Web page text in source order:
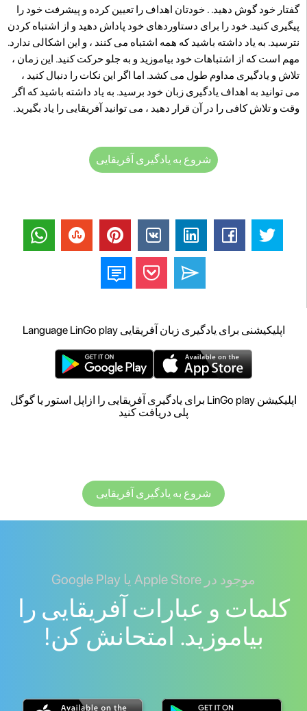
گفتار خود گوش دهید. . خودتان اهداف را تعیین کرده و پیشرفت خود را
پیگیری کنید. خود را برای دستاوردهای خود پاداش دهید و از اشتباه کردن
نترسید. به یاد داشته باشید که همه اشتباه می کنند ، و این اشکالی ندارد.
مهم است که از اشتباهات خود بیاموزید و به جلو حرکت کنید. این زمان ،
تلاش و یادگیری مداوم طول می کشد. اما اگر این نکات را دنبال کنید ،
می توانید به اهداف یادگیری زبان خود برسید. به یاد داشته باشید که اگر
وقت و تلاش کافی را در آن قرار دهید ، می توانید آفریقایی را یاد بگیرید.
شروع به یادگیری آفریقایی
اپلیکیشنی برای یادگیری زبان آفریقایی Language LinGo play
اپلیکیشن LinGo play برای یادگیری آفریقایی را ازاپل استور یا گوگل
پلی دریافت کنید
شروع به یادگیری آفریقایی
موجود در Apple Store یا Google Play
کلمات و عبارات آفریقایی را
بیاموزید. امتحانش کن!